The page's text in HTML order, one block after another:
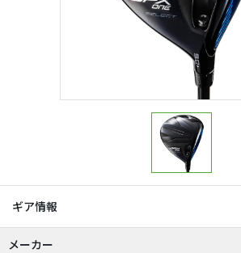
ギア情報
メーカー